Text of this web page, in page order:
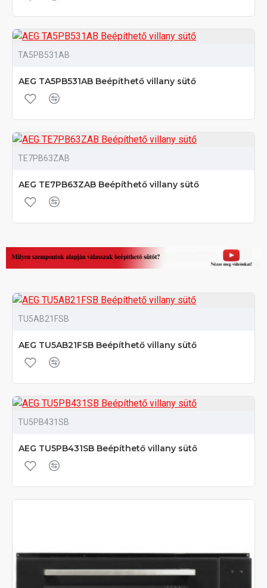
TA5PB531AB
AEG TA5PB531AB Beépíthető villany sütő
TE7PB63ZAB
AEG TE7PB63ZAB Beépíthető villany sütő
TU5AB21FSB
AEG TU5AB21FSB Beépíthető villany sütő
TU5PB431SB
AEG TU5PB431SB Beépíthető villany sütő